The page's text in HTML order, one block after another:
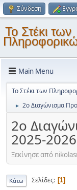
Σύνδεση
Το Στέκι των
Main Menu
Το Στέκι των
► 2ο Διαγώνισμα
2ο
2025-2026
Ξεκίνησε από
Κάτω Σελίδες 1